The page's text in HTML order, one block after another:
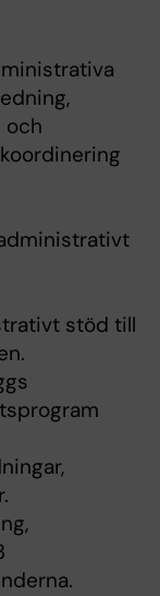
och
stöd till